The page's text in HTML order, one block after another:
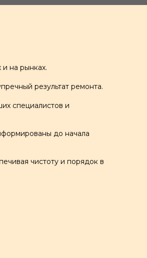
на рынках.
результат ремонта.
специалистов и
до начала
чистоту и порядок в